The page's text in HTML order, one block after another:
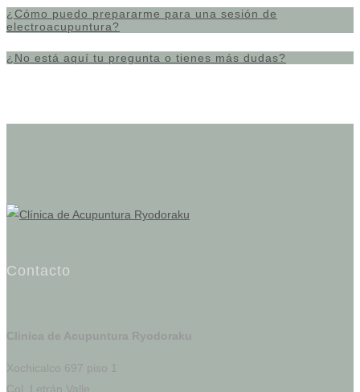
¿Cómo puedo prepararme para una sesión de
electroacupuntura?
¿No está aquí tu pregunta o tienes más dudas?
Contacto
Clinica de Acupuntura Ryodoraku
Xochicalco 697 piso 1
Col. Letrán Valle